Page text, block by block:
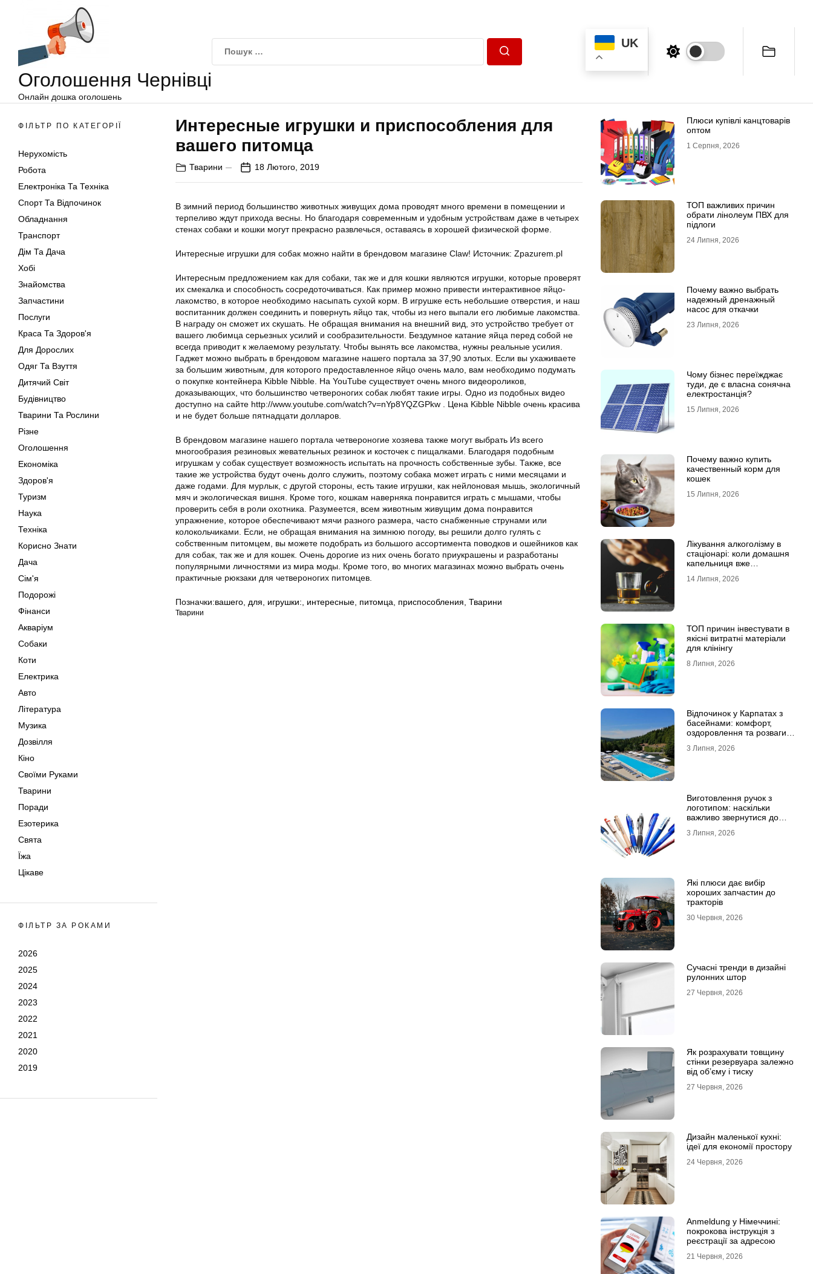
Оголошення Чернівці
Онлайн дошка оголошень
UK
ФІЛЬТР ПО КАТЕГОРІЇ
Нерухомість
Робота
Електроніка Та Техніка
Спорт Та Відпочинок
Обладнання
Транспорт
Дім Та Дача
Хобі
Знайомства
Запчастини
Послуги
Краса Та Здоров'я
Для Дорослих
Одяг Та Взуття
Дитячий Світ
Будівництво
Тварини Та Рослини
Різне
Оголошення
Економіка
Здоров'я
Туризм
Наука
Техніка
Корисно Знати
Дача
Сім'я
Подорожі
Фінанси
Акваріум
Собаки
Коти
Електрика
Авто
Література
Музика
Дозвілля
Кіно
Своїми Руками
Тварини
Поради
Езотерика
Свята
Їжа
Цікаве
ФІЛЬТР ЗА РОКАМИ
2026
2025
2024
2023
2022
2021
2020
2019
Интересные игрушки и приспособления для
вашего питомца
Тварини 18 Лютого, 2019
В зимний период большинство животных живущих дома проводят много времени в помещении и
терпеливо ждут прихода весны. Но благодаря современным и удобным устройствам даже в четырех
стенах собаки и кошки могут прекрасно развлечься, оставаясь в хорошей физической форме.
Интересные игрушки для собак можно найти в брендовом магазине Claw! Источник: Zpazurem.pl
Интересным предложением как для собаки, так же и для кошки являются игрушки, которые проверят
их смекалка и способность сосредоточиваться. Как пример можно привести интерактивное яйцо-
лакомство, в которое необходимо насыпать сухой корм. В игрушке есть небольшие отверстия, и наш
воспитанник должен соединить и повернуть яйцо так, чтобы из него выпали его любимые лакомства.
В награду он сможет их скушать. Не обращая внимания на внешний вид, это устройство требует от
вашего любимца серьезных усилий и сообразительности. Бездумное катание яйца перед собой не
всегда приводит к желаемому результату. Чтобы вынять все лакомства, нужны реальные усилия.
Гаджет можно выбрать в брендовом магазине нашего портала за 37,90 злотых. Если вы ухаживаете
за большим животным, для которого предоставленное яйцо очень мало, вам необходимо подумать
о покупке контейнера Kibble Nibble. На YouTube существует очень много видеороликов,
доказывающих, что большинство четвероногих собак любят такие игры. Одно из подобных видео
доступно на сайте http://www.youtube.com/watch?v=nYp8YQZGPkw . Цена Kibble Nibble очень красива
и не будет больше пятнадцати долларов.
В брендовом магазине нашего портала четвероногие хозяева также могут выбрать Из всего
многообразия резиновых жевательных резинок и косточек с пищалками. Благодаря подобным
игрушкам у собак существует возможность испытать на прочность собственные зубы. Также, все
такие же устройства будут очень долго служить, поэтому собака может играть с ними месяцами и
даже годами. Для мурлык, с другой стороны, есть такие игрушки, как нейлоновая мышь, экологичный
мяч и экологическая вишня. Кроме того, кошкам наверняка понравится играть с мышами, чтобы
проверить себя в роли охотника. Разумеется, всем животным живущим дома понравится
упражнение, которое обеспечивают мячи разного размера, часто снабженные струнами или
колокольчиками. Если, не обращая внимания на зимнюю погоду, вы решили долго гулять с
собственным питомцем, вы можете подобрать из большого ассортимента поводков и ошейников как
для собак, так же и для кошек. Очень дорогие из них очень богато приукрашены и разработаны
популярными личностями из мира моды. Кроме того, во многих магазинах можно выбрать очень
практичные рюкзаки для четвероногих питомцев.
Позначки:вашего для игрушки: интересные питомца приспособления Тварини
Тварини
Плюси купівлі канцтоварів
оптом
1 Серпня, 2026
ТОП важливих причин
обрати лінолеум ПВХ для
підлоги
24 Липня, 2026
Почему важно выбрать
надежный дренажный
насос для откачки
23 Липня, 2026
Чому бізнес переїжджає
туди, де є власна сонячна
електростанція?
15 Липня, 2026
Почему важно купить
качественный корм для
кошек
15 Липня, 2026
Лікування алкоголізму в
стаціонарі: коли домашня
капельниця вже
14 Липня, 2026
ТОП причин інвестувати в
якісні витратні матеріали
для клінінгу
8 Липня, 2026
Відпочинок у Карпатах з
басейнами: комфорт,
оздоровлення та розваги
3 Липня, 2026
Виготовлення ручок з
логотипом: наскільки
важливо звернутися до
3 Липня, 2026
Які плюси дає вибір
хороших запчастин до
тракторів
30 Червня, 2026
Сучасні тренди в дизайні
рулонних штор
27 Червня, 2026
Як розрахувати товщину
стінки резервуара залежно
від об’єму і тиску
27 Червня, 2026
Дизайн маленької кухні:
ідеї для економії простору
24 Червня, 2026
Anmeldung у Німеччині:
покрокова інструкція з
реєстрації за адресою
21 Червня, 2026